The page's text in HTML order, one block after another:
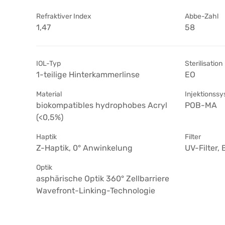
Refraktiver Index
1,47
Abbe-Zahl
58
IOL-Typ
1-teilige Hinterkammerlinse
Sterilisation
EO
Material
biokompatibles hydrophobes Acryl
(<0,5%)
POB-MA
Haptik
Z-Haptik, 0° Anwinkelung
Filter
UV-Filter,
Optik
asphärische Optik 360° Zellbarriere
Wavefront-Linking-Technologie